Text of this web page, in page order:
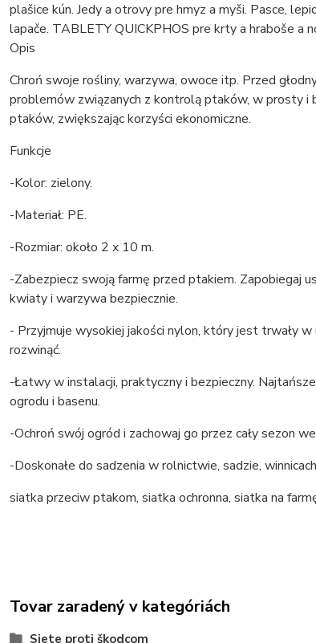
plašice kún. Jedy a otrovy pre hmyz a myši. Pasce,
lapače. TABLETY QUICKPHOS pre krty a hraboše a
Opis
Chroń swoje rośliny, warzywa, owoce itp. Przed
problemów związanych z kontrolą ptaków, w prosty i
ptaków, zwiększając korzyści ekonomiczne.
Funkcje
-Kolor: zielony.
-Materiał: PE.
-Rozmiar: około 2 x 10 m.
-Zabezpiecz swoją farmę przed ptakiem. Zapobiegaj
kwiaty i warzywa bezpiecznie.
- Przyjmuje wysokiej jakości nylon, który jest trwały
rozwinąć.
-Łatwy w instalacji, praktyczny i bezpieczny.
ogrodu i basenu.
-Ochroń swój ogród i zachowaj go przez cały sezon
-Doskonałe do sadzenia w rolnictwie, sadzie,
siatka przeciw ptakom, siatka ochronna, siatka na
Tovar zaradený v kategóriách
Siete proti škodcom